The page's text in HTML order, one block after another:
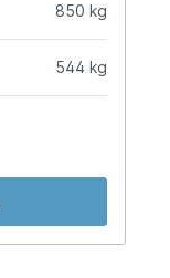
850 kg
544 kg